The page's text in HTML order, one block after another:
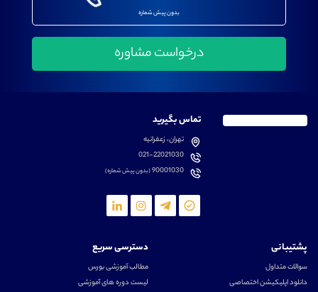
بدون پیش شماره
تماس بگیرید
تهران، زعفرانیه
021-22021030
90001030(بدون پیش شماره)
پشتیبانی
سوالات متداول
دانلود اپلیکیشن اختصاصی
دسترسی سریع
مطالب آموزشی بورس
لیست دوره های آموزشی